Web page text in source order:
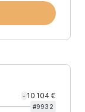
- 10 104 €
#9932